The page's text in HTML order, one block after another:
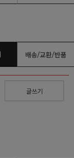
배송/교환/반품
글쓰기